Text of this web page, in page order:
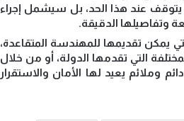
يتوقف عند هذا الحد، بل سيشمل إجراء
وتفاصيلها الدقيقة.
يمكن تقديمها للمهندسة المتقاعدة،
التي تقدمها الدولة، أو من خلال
يعيد لها الأمان والاستقرار